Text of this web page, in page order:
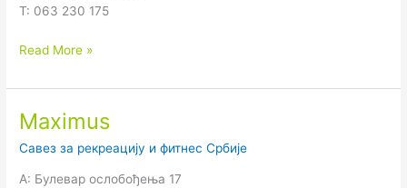
Т: 063 230 175
Read More »
Maximus
Савез за рекреацију и фитнес Србије
A: Булевар ослобођења 17
Maximus